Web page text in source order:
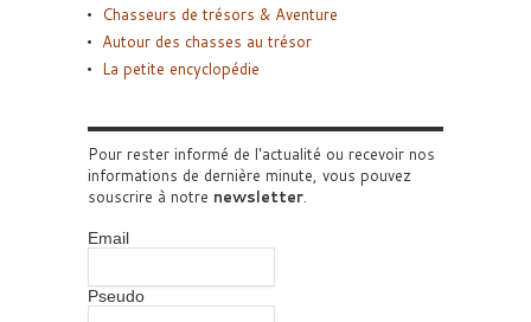
Chasseurs de trésors & Aventure
Autour des chasses au trésor
La petite encyclopédie
Pour rester informé de l'actualité ou recevoir nos
informations de dernière minute, vous pouvez
souscrire à notre newsletter.
Email
Pseudo